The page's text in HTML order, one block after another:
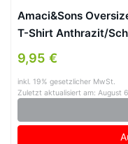
Amaci&Sons
T-Shirt Anthrazit/
9,95 €
inkl. 19% gesetzlicher MwSt.
Zuletzt aktualisiert am: August